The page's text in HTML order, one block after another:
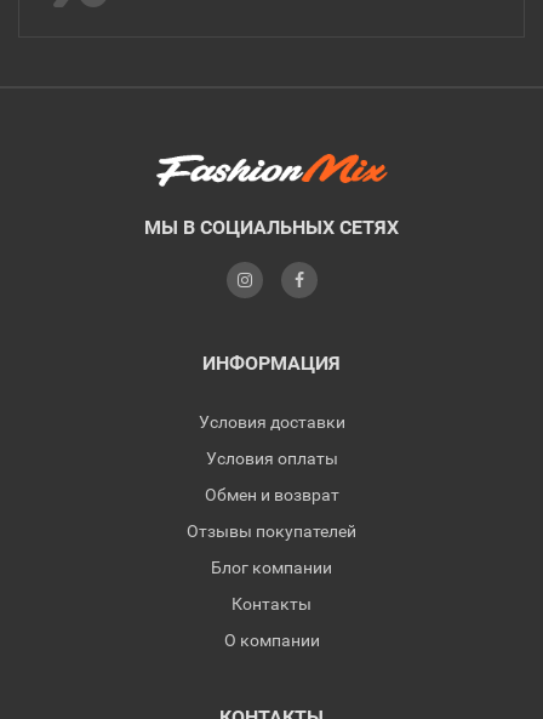
МЫ В СОЦИАЛЬНЫХ СЕТЯХ
ИНФОРМАЦИЯ
Условия доставки
Условия оплаты
Обмен и возврат
Отзывы покупателей
Блог компании
Контакты
О компании